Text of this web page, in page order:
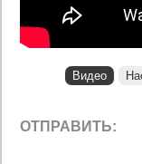
Видео
ОТПРАВИТЬ: